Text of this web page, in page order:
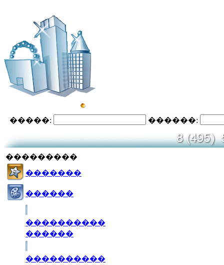
�����: ������:
���������
�������
������
����������
������
����������